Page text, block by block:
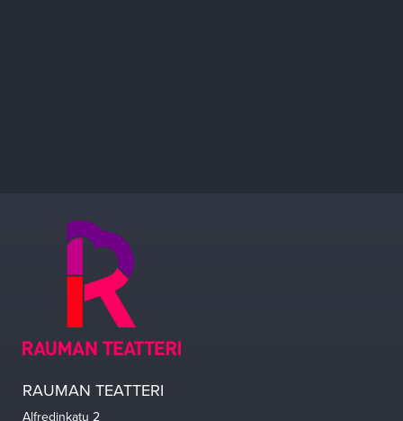
RAUMAN TEATTERI
Alfredinkatu 2